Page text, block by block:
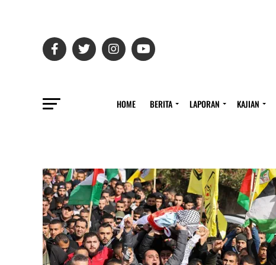
HOME BERITA LAPORAN KAJIAN